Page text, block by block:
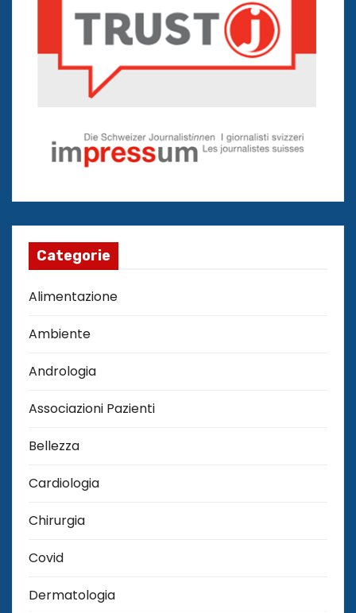
Categorie
Alimentazione
Ambiente
Andrologia
Associazioni Pazienti
Bellezza
Cardiologia
Chirurgia
Covid
Dermatologia